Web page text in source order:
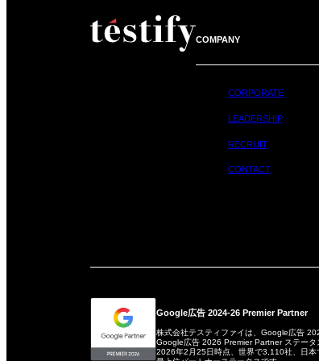
COMPANY
CORPORATE
LEADERSHIP
RECRUIT
CONTACT
Google広告 2024-26 Premier Partner
株式会社テスティファイは、Google広告
Google広告 2026 Premier Partner ステータ
2026年2月25日時点、世界で3,110社、日本